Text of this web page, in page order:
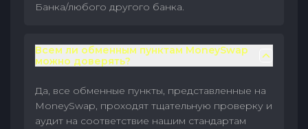
Банка/любого другого банка.
Всем ли обменным пунктам MoneySwap
можно доверять?
Да, все обменные пункты, представленные на
MoneySwap, проходят тщательную проверку и
аудит на соответствие нашим стандартам